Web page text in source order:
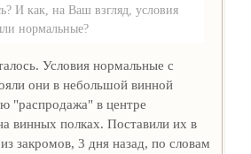
И как, на Ваш взгляд, условия
нормальные?
Условия нормальные с
они в небольшой винной
"распродажа" в центре
винных полках. Поставили их в
закромов, 3 дня назад, по словам